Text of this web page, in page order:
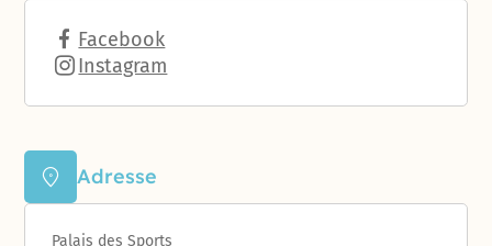
Facebook
Instagram
Adresse
Palais des Sports